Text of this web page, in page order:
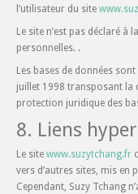
l’utilisateur du site
Le site n’est pas déclaré à
personnelles. .
Les bases de données
juillet 1998 transposant la
protection juridique des
8. Liens
Le site www.suzytchang.fr
vers d’autres sites, mis en
Cependant, Suzy Tchang